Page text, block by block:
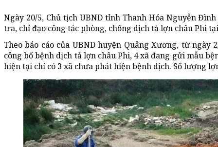
Ngày 20/5, Chủ tịch UBND tỉnh Thanh Hóa Nguyễn
tra, chỉ đạo công tác phòng, chống dịch tả lợn châu Phi
Theo báo cáo của UBND huyện Quảng Xương, từ ngày
công bố bệnh dịch tả lợn châu Phi, 4 xã đang gửi mẫu
hiện tại chỉ có 3 xã chưa phát hiện bệnh dịch. Số lượng